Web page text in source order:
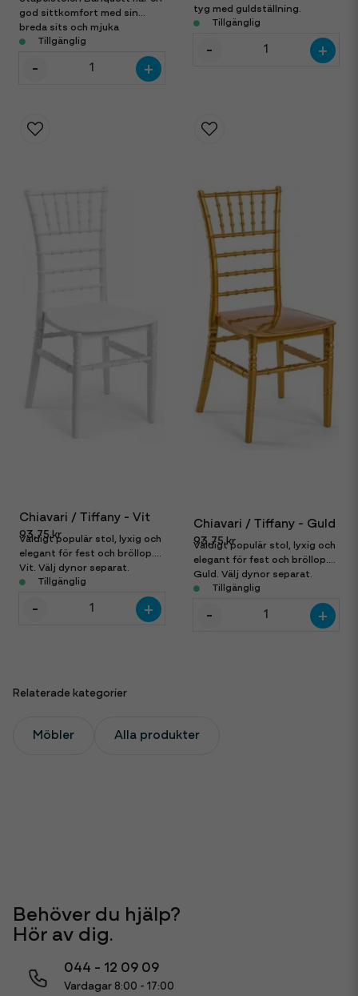
god sittkomfort med sin
breda sits och mjuka
stoppning i svart tyg.
Tillgänglig
- +
tyg med guldställning.
Staplingsbar.
Tillgänglig
- +
Chiavari / Tiffany - Vit
93,75 kr
Väldigt populär stol, lyxig och
elegant för fest och bröllop.
Vit. Välj dynor separat.
Tillgänglig
- +
Chiavari / Tiffany - Guld
93,75 kr
Väldigt populär stol, lyxig och
elegant för fest och bröllop.
Guld. Välj dynor separat.
Tillgänglig
- +
Relaterade kategorier
Möbler Alla produkter
Behöver du hjälp?
Hör av dig.
044 - 12 09 09
Vardagar 8:00 - 17:00